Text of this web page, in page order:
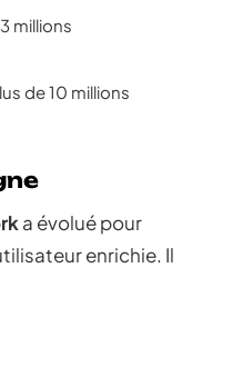
millions
de 10 millions
a évolué pour
enrichie. Il